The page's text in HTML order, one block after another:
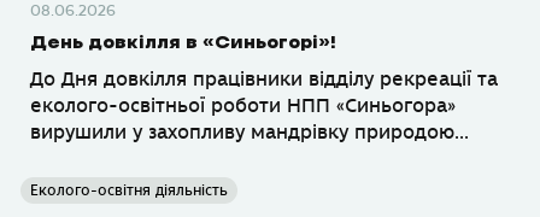
08.06.2026
День довкілля в «Синьогорі»!
До Дня довкілля працівники відділу рекреації та
еколого-освітньої роботи НПП «Синьогора»
вирушили у захопливу мандрівку природою...
Еколого-освітня діяльність